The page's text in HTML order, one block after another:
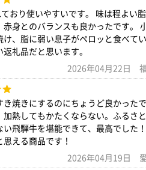
おり使いやすいです。 味は程よい
赤身とのバランスも良かったです。
、脂に弱い息子がペロッと食べてい
礼品だと思います。
2026年04月22日
き焼きにするのにちょうど良かった
加熱してもかたくならない。ふるさ
い飛騨牛を堪能できて、最高でした
える商品です！
2026年04月19日